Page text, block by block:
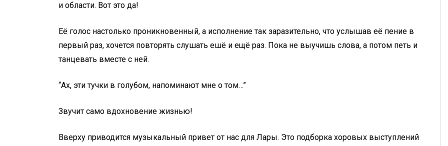
и области. Вот это да!
Её голос настолько проникновенный, а исполнение так заразительно, что услышав её пение в
первый раз, хочется повторять слушать ешё и ещё раз. Пока не выучишь слова, а потом петь и
танцевать вместе с ней.
“Ах, эти тучки в голубом, напоминают мне о том…”
Звучит само вдохновение жизнью!
Вверху приводится музыкальный привет от нас для Лары. Это подборка хоровых выступлений